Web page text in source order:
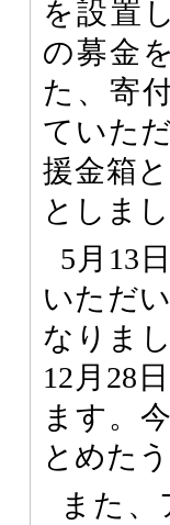
を設置
の募金
た、寄
ていた
援金箱
としまし
5月13
いただ
なりま
12月28
ます。
とめた
また